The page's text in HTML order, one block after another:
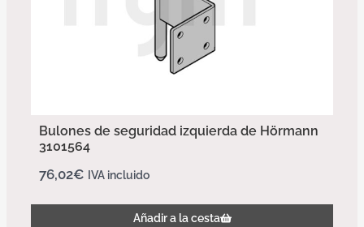
Bulones de seguridad izquierda de Hörmann
3101564
76,02€ IVA incluido
Añadir a la cesta